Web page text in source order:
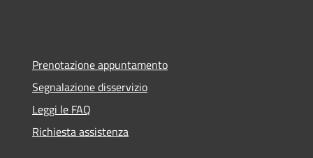
Prenotazione appuntamento
Segnalazione disservizio
Leggi le FAQ
Richiesta assistenza